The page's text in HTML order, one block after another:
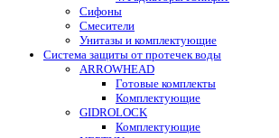
Сифоны
Смесители
Унитазы и комплектующие
Система защиты от протечек воды
ARROWHEAD
Готовые комплекты
Комплектующие
GIDROLOCK
Комплектующие